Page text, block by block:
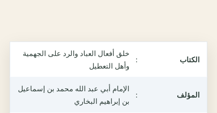
الكتاب :
خلق أفعال العباد والرد على الجهمية
وأهل التعطيل
المؤلف :
الإمام أبي عبد الله محمد بن إسماعيل
بن إبراهيم البخاري